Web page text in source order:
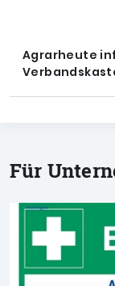
Agrarheute
Für